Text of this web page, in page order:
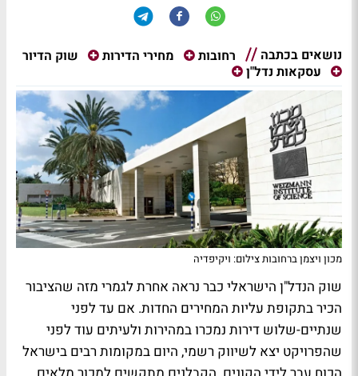
נושאים בכתבה רחובות מחירי הדירות
שוק הדיור
עסקאות נדל"ן
מכון ויצמן ברחובות צילום: ויקיפדיה
שוק הנדל"ן הישראלי כבר נראה אחרת לגמרי מזה שהציבור
הכיר בתקופת עליות המחירים החדות. אם עד לפני
שנתיים-שלוש דירות נמכרו במהירות ולעיתים עוד לפני
שהפרויקט יצא לשיווק רשמי, היום במקומות רבים בישראל